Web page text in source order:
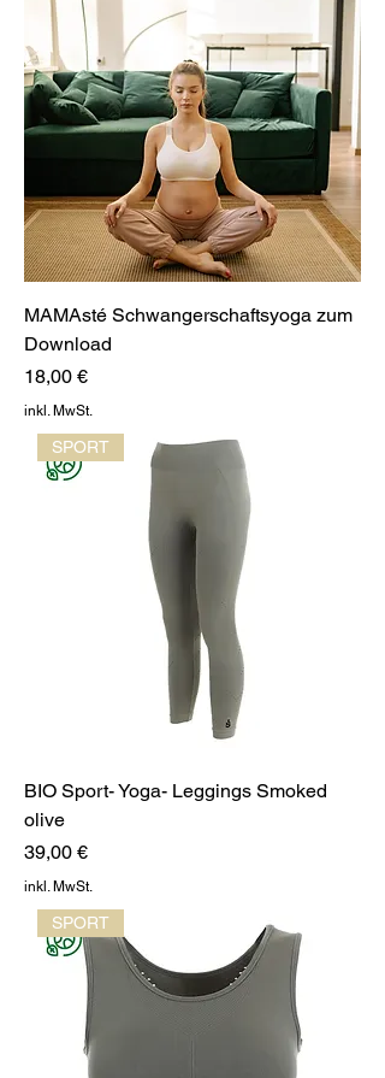
MAMAsté Schwangerschaftsyoga zum
Download
Preis
18,00 €
inkl. MwSt.
SPORT
BIO Sport- Yoga- Leggings Smoked
olive
Preis
39,00 €
inkl. MwSt.
SPORT